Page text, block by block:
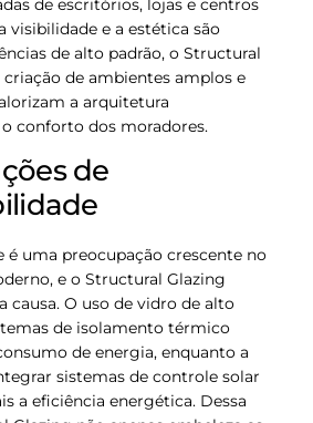
de escritórios, lojas e centros
visibilidade e a estética são
de alto padrão, o Structural
de ambientes amplos e
a arquitetura
conforto dos moradores.
de
é uma preocupação crescente no
e o Structural Glazing
causa. O uso de vidro de alto
de isolamento térmico
de energia, enquanto a
sistemas de controle solar
a eficiência energética. Dessa